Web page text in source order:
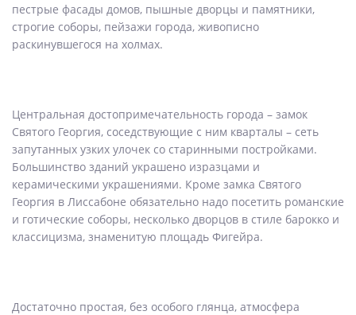
пестрые фасады домов, пышные дворцы и памятники,
строгие соборы, пейзажи города, живописно
раскинувшегося на холмах.
Центральная достопримечательность города – замок
Святого Георгия, соседствующие с ним кварталы – сеть
запутанных узких улочек со старинными постройками.
Большинство зданий украшено изразцами и
керамическими украшениями. Кроме замка Святого
Георгия в Лиссабоне обязательно надо посетить романские
и готические соборы, несколько дворцов в стиле барокко и
классицизма, знаменитую площадь Фигейра.
Достаточно простая, без особого глянца, атмосфера